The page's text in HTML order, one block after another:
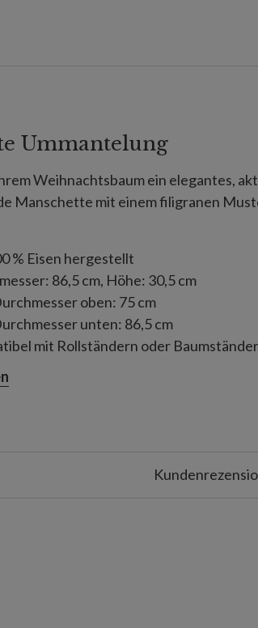
Ummantelung
Weihnachtsbaum ein elegantes,
Manschette mit einem filigranen
% Eisen hergestellt
86,5 cm, Höhe: 30,5 cm
oben: 75 cm
unten: 86,5 cm
mit Rollständern oder
Innennutzung geeignet